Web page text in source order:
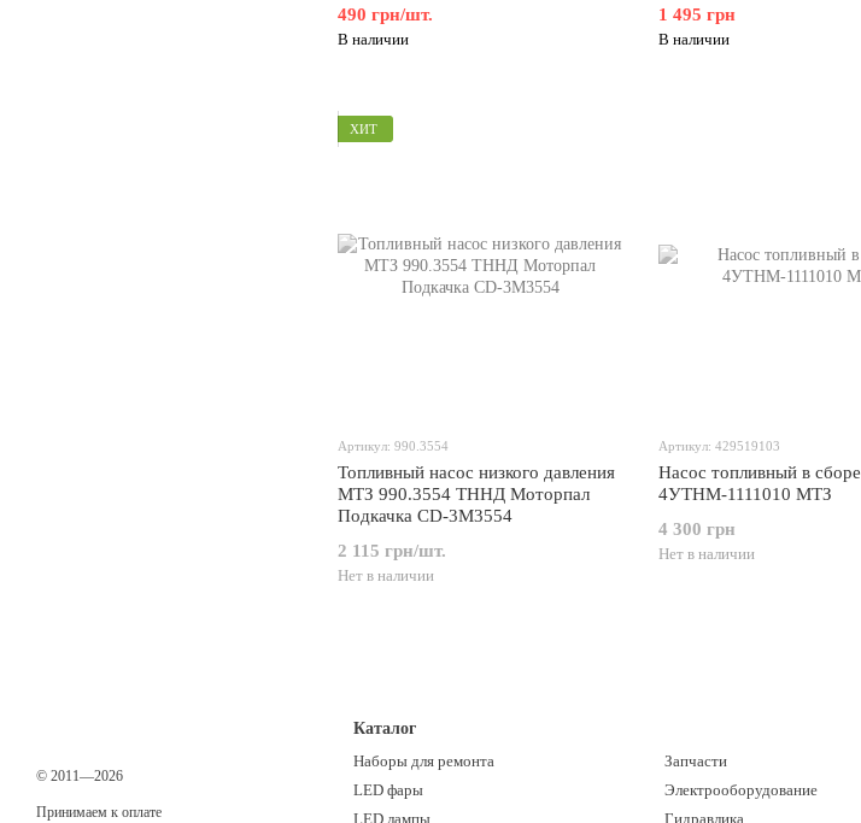
490 грн/шт.
В наличии
1 495 грн
В наличии
ХИТ
Артикул: 990.3554
Топливный насос низкого давления
МТЗ 990.3554 ТННД Моторпал
Подкачка CD-3M3554
2 115 грн/шт.
Нет в наличии
Артикул: 429519103
Насос топливный в сборе
4УТНМ-1111010 МТЗ
4 300 грн
Нет в наличии
© 2011—2026
Принимаем к оплате
Каталог
Наборы для ремонта
LED фары
LED лампы
Запчасти
Электрооборудование
Гидравлика